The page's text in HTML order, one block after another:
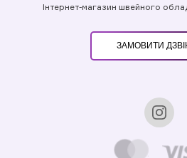
Інтернет-магазин швейного
ЗАМОВИТИ